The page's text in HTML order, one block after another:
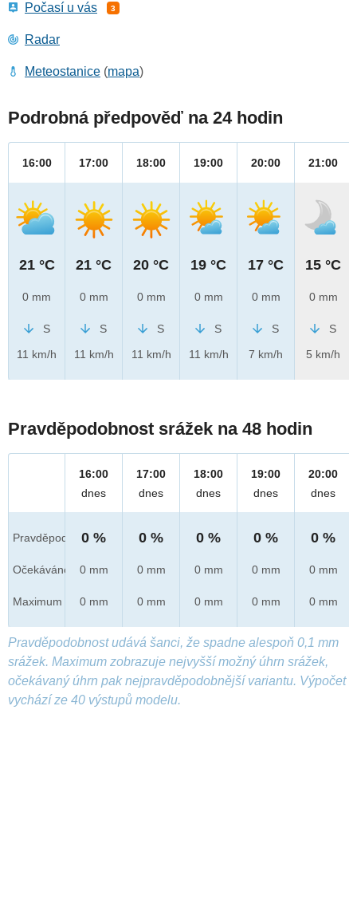
Počasí u vás 3
Radar
Meteostanice (mapa)
Podrobná předpověď na 24 hodin
16:00
21 °C
0 mm
S
11 km/h
17:00
21 °C
0 mm
S
11 km/h
18:00
20 °C
0 mm
S
11 km/h
19:00
19 °C
0 mm
S
11 km/h
20:00
17 °C
0 mm
S
7 km/h
21:00
15 °C
0 mm
S
5 km/h
Pravděpodobnost srážek na 48 hodin
Pravděpod.
Očekáváno
Maximum
16:00
dnes
0 %
0 mm
0 mm
17:00
dnes
0 %
0 mm
0 mm
18:00
dnes
0 %
0 mm
0 mm
19:00
dnes
0 %
0 mm
0 mm
20:00
dnes
0 %
0 mm
0 mm
Pravděpodobnost udává šanci, že spadne alespoň 0,1 mm
srážek. Maximum zobrazuje nejvyšší možný úhrn srážek,
očekávaný úhrn pak nejpravděpodobnější variantu. Výpočet
vychází ze 40 výstupů modelu.